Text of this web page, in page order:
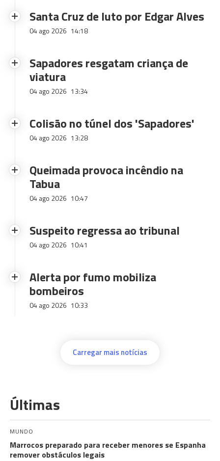
Santa Cruz de luto por Edgar Alves
04 ago 2026 14:18
Sapadores resgatam criança de
viatura
04 ago 2026 13:34
Colisão no túnel dos 'Sapadores'
04 ago 2026 13:28
Queimada provoca incêndio na
Tabua
04 ago 2026 10:47
Suspeito regressa ao tribunal
04 ago 2026 10:41
Alerta por fumo mobiliza
bombeiros
04 ago 2026 10:33
Carregar mais notícias
Últimas
MUNDO
Marrocos preparado para receber menores se Espanha
remover obstáculos legais